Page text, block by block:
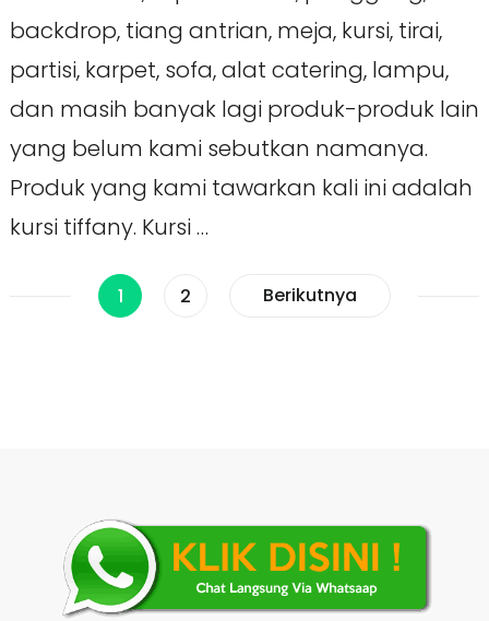
backdrop, tiang antrian, meja, kursi, tirai,
partisi, karpet, sofa, alat catering, lampu,
dan masih banyak lagi produk-produk lain
yang belum kami sebutkan namanya.
Produk yang kami tawarkan kali ini adalah
kursi tiffany. Kursi …
Paginasi
Halaman
1 Halaman
2 Berikutnya